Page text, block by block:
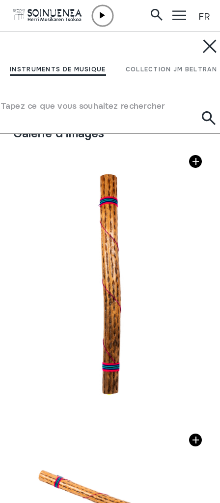
INSTRUMENTS DE MUSIQUE COLLECTION JM BELTRAN
Tapez ce que vous souhaitez rechercher
FR
PALO DE LLUVIA
Type d'instrument de musique
Idiophones
Galerie d'images